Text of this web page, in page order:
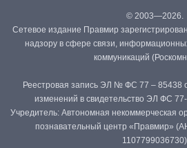
© 2003—2026.
Сетевое издание Правмир
надзору в сфере связи,
коммуникаций
Реестровая запись ЭЛ № ФС 77 – 85438
изменений в свидетельство ЭЛ ФС
Учредитель: Автономная некоммерческая
познавательный центр «Правмир»
1107799036730)